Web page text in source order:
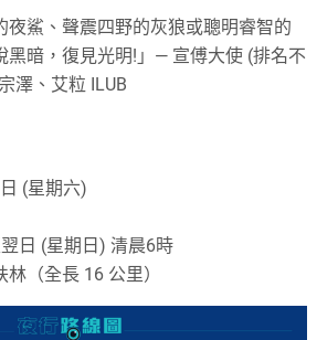
夜鯊、聲震四野的灰狼或聰明睿智的
黑暗，復見光明!」— 宣傅大使 (排名不
澤、艾粒 ILUB
(星期六)
日 (星期日) 清晨6時
（全長 16 公里）